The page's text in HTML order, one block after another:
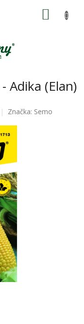
Adika (Elan)
Značka: Semo